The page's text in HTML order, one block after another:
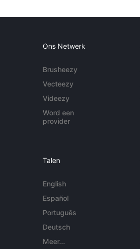
Ons Netwerk
Brusheezy
Vecteezy
Videezy
Word een
provider
Talen
English
Español
Português
Deutsch
Meer...